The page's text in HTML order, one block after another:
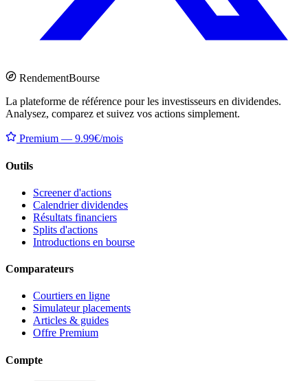
RendementBourse
La plateforme de référence pour les investisseurs en dividendes.
Analysez, comparez et suivez vos actions simplement.
Premium — 9.99€/mois
Outils
Screener d'actions
Calendrier dividendes
Résultats financiers
Splits d'actions
Introductions en bourse
Comparateurs
Courtiers en ligne
Simulateur placements
Articles & guides
Offre Premium
Compte